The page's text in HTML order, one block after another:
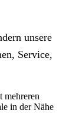
unsere
Service,
mehreren
in der Nähe